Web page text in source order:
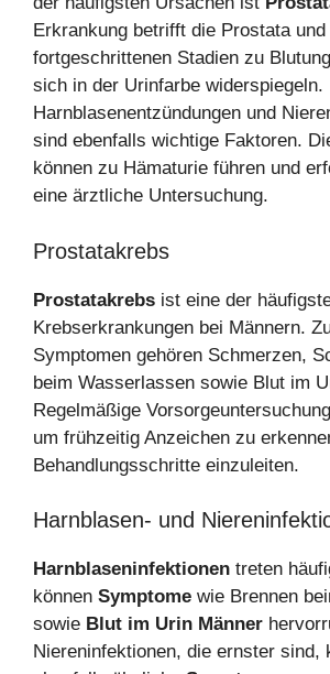
Erkrankung betrifft die Prostata
fortgeschrittenen Stadien zu
sich in der Urinfarbe widerspiegeln.
Harnblasenentzündungen und
sind ebenfalls wichtige Faktoren.
können zu Hämaturie führen und
eine ärztliche Untersuchung.
Prostatakrebs
Prostatakrebs ist eine der
Krebserkrankungen bei Männern.
Symptomen gehören Schmerzen,
beim Wasserlassen sowie Blut im
Regelmäßige
um frühzeitig Anzeichen zu
Behandlungsschritte einzuleiten.
Harnblasen- und
Harnblaseninfektionen treten
können Symptome wie Brennen
sowie Blut im Urin Männer
Niereninfektionen, die ernster sind,